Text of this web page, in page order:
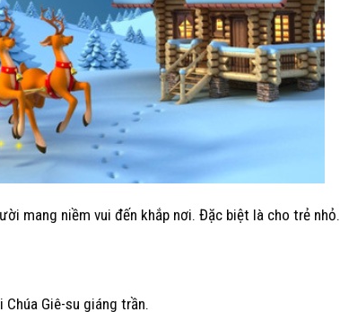
mang niềm vui đến khắp nơi. Đặc biệt là cho trẻ nhỏ.
Giê-su giáng trần.